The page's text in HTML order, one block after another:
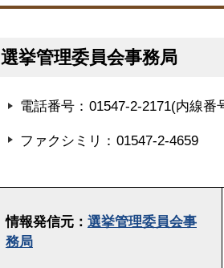
選挙管理委員会事務局
電話番号 01547-2-2171(内線番
ファクシミリ 01547-2-4659
情報発信元： 選挙管理委員会事
務局